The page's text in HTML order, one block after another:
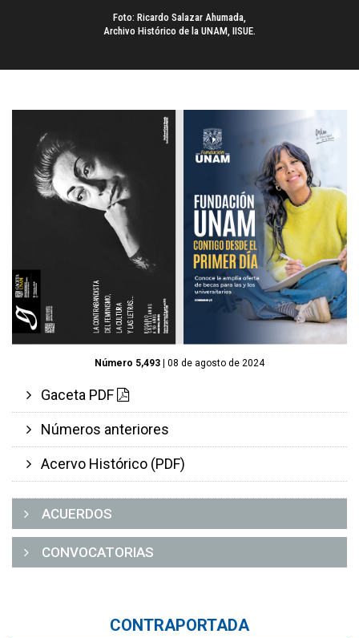
Foto: Ricardo Salazar Ahumada,
Archivo Histórico de la UNAM, IISUE.
Número 5,493 | 08 de agosto de 2024
Gaceta PDF
Números anteriores
Acervo Histórico (PDF)
ACUERDOS
CONVOCATORIAS
CONTRAPORTADA